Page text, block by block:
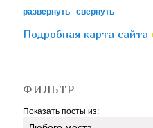
развернуть |свернуть
Подробная карта сайта
ФИЛЬТР
Показать посты из: